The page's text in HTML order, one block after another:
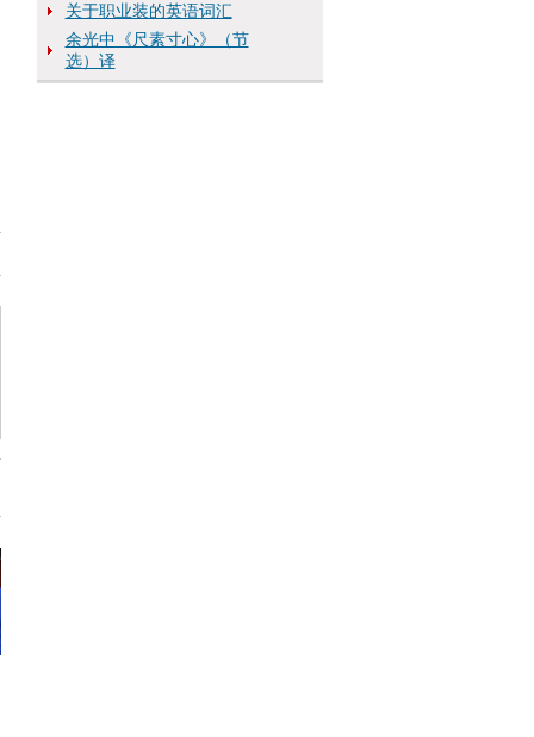
关于职业装的英语词汇
余光中《尺素寸心》（节
选）译